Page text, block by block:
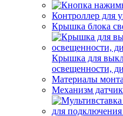
Контроллер для
Крышка блока
Крышка для
освещенности,
Материалы
Механизм